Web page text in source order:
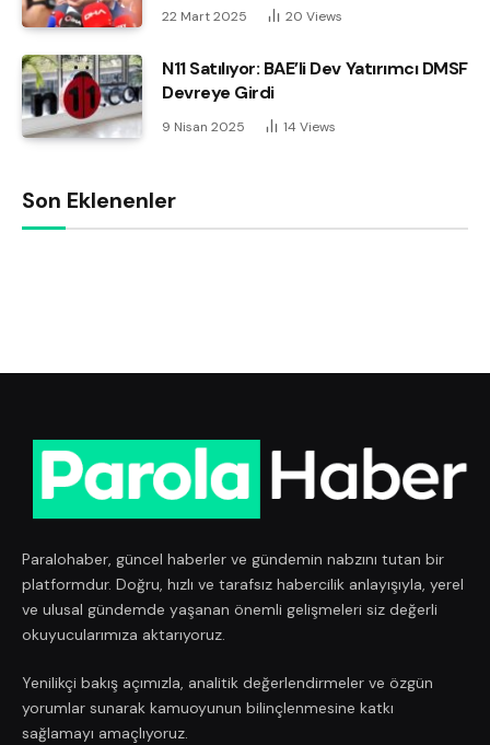
22 Mart 2025 20 Views
N11 Satılıyor: BAE’li Dev Yatırımcı DMSF
Devreye Girdi
9 Nisan 2025 14 Views
Son Eklenenler
Paralohaber, güncel haberler ve gündemin nabzını tutan bir
platformdur. Doğru, hızlı ve tarafsız habercilik anlayışıyla, yerel
ve ulusal gündemde yaşanan önemli gelişmeleri siz değerli
okuyucularımıza aktarıyoruz.
Yenilikçi bakış açımızla, analitik değerlendirmeler ve özgün
yorumlar sunarak kamuoyunun bilinçlenmesine katkı
sağlamayı amaçlıyoruz.